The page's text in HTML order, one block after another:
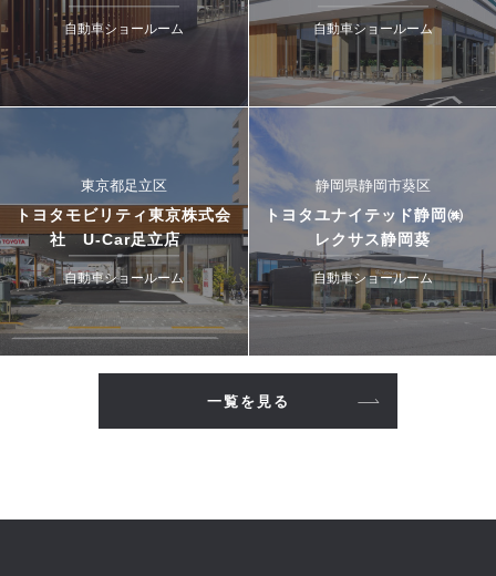
自動車ショールーム 自動車ショールーム
東京都足立区
トヨタモビリティ東京株式会
社 U-Car足立店
自動車ショールーム
静岡県静岡市葵区
トヨタユナイテッド静岡㈱
レクサス静岡葵
自動車ショールーム
一覧を見る